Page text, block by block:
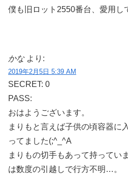
僕も旧ロット2550番台、愛用し
かな より:
2019年2月5日 5:39 AM
SECRET: 0
PASS:
おはようございます。
まりもと言えば子供の頃容器に
ってました(;^_^A
まりもの切手もあって持ってい
は数度の引越しで行方不明…。